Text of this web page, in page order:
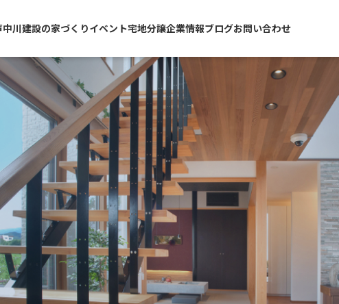
中川建設の家づくりイベント宅地分譲企業情報ブログお問い合わせ